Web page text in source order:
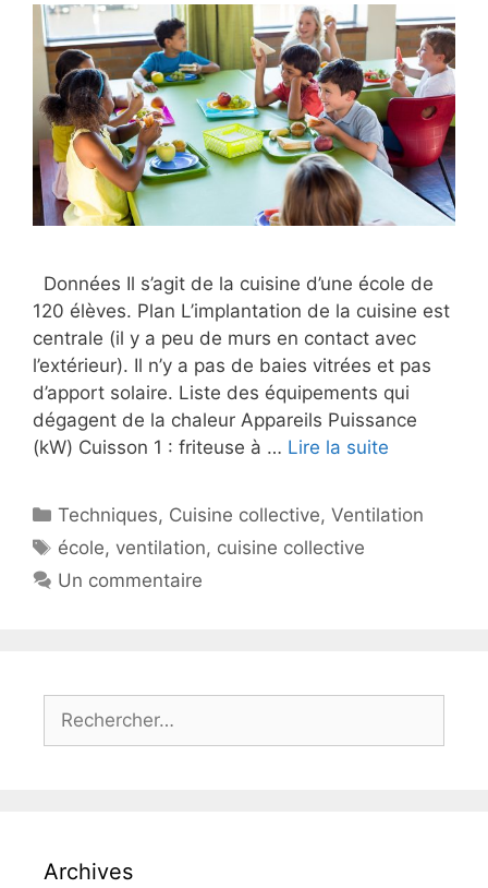
Données Il s’agit de la cuisine d’une école de
120 élèves. Plan L’implantation de la cuisine est
centrale (il y a peu de murs en contact avec
l’extérieur). Il n’y a pas de baies vitrées et pas
d’apport solaire. Liste des équipements qui
dégagent de la chaleur Appareils Puissance
(kW) Cuisson 1 : friteuse à … Lire la suite
Catégories
Techniques, Cuisine collective,Ventilation
Étiquettes
école, ventilation, cuisine collective
Un commentaire
Rechercher :
Archives